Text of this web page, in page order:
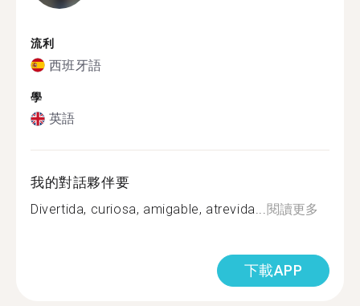
流利
西班牙語
學
英語
我的對話夥伴要
Divertida, curiosa, amigable, atrevida...閱讀更多
下載APP